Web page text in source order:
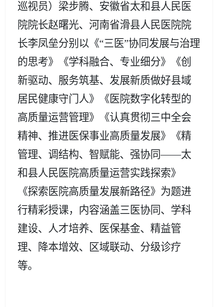
巡视员）梁步腾、安徽省太和县人民医
院院长赵曙光、河南省滑县人民医院院
长李凤垒分别以《“三医”协同发展与治理
的思考》《学科融合、专业细分》《创
新驱动、服务筑基、发展新质做好县域
居民健康守门人》《医院数字化转型的
高质量运营管理》《认真贯彻三中全会
精神、推进医保事业高质量发展》《精
管理、调结构、智赋能、强协同——太
和县人民医院高质量运营实践探索》
《探索医院高质量发展新路径》为题进
行精彩授课， 内容涵盖三医协同、学科
建设、人才培养、医保基金、精益管
理、降本增效、区域联动、分级诊疗
等。